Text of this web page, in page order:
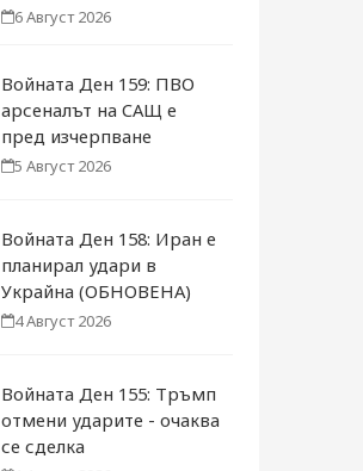
6 Август 2026
Войната Ден 159: ПВО
арсеналът на САЩ е
пред изчерпване
5 Август 2026
Войната Ден 158: Иран е
планирал удари в
Украйна (ОБНОВЕНА)
4 Август 2026
Войната Ден 155: Тръмп
отмени ударите - очаква
се сделка